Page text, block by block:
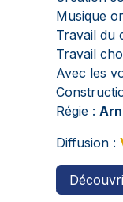
Musique
Travail du
Travail
Avec les
Régie :
Diffusion :